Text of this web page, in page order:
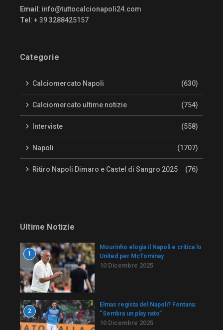
Email : info@tuttocalcionapoli24.com
Tel : + 39 3288425157
Categorie
Calciomercato Napoli (630)
Calciomercato ultime notizie (754)
Interviste (558)
Napoli (1707)
Ritiro Napoli Dimaro e Castel di Sangro 2025 (76)
Ultime Notizie
1
Mourinho elogia il Napoli e critica lo
United per McTominay
10 Dicembre 2025
2
Elmas regista del Napoli? Fontana:
“Sembra un play nato”
10 Dicembre 2025